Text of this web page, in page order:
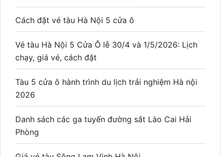
Tìm chuyến tàu
Bài viết mới
Vé tàu lễ 2/9/2026: Lịch chạy, giá vé, ưu đãi và
cách đặt vé